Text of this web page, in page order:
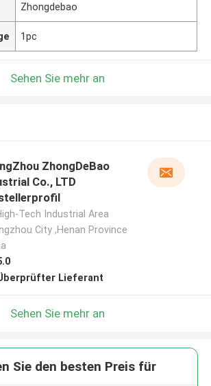
Zhongdebao
1pc
Sehen Sie mehr an
ZhongDeBao
Co., LTD
Tech Industrial Area
City ,Henan Province
Lieferant
Sehen Sie mehr an
Sie den besten Preis für